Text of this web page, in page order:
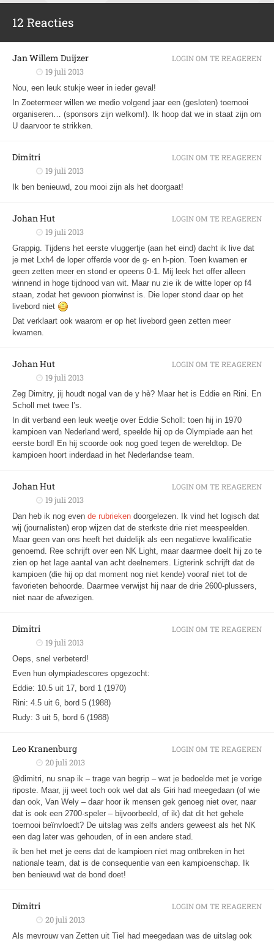
12 Reacties
Jan Willem Duijzer
19 juli 2013
Nou, een leuk stukje weer in ieder geval!
In Zoetermeer willen we medio volgend jaar een (gesloten) toernooi
organiseren… (sponsors zijn welkom!). Ik hoop dat we in staat zijn om
U daarvoor te strikken.
LOGIN OM TE REAGEREN
Dimitri
19 juli 2013
Ik ben benieuwd, zou mooi zijn als het doorgaat!
LOGIN OM TE REAGEREN
Johan Hut
19 juli 2013
Grappig. Tijdens het eerste vluggertje (aan het eind) dacht ik live dat
je met Lxh4 de loper offerde voor de g- en h-pion. Toen kwamen er
geen zetten meer en stond er opeens 0-1. Mij leek het offer alleen
winnend in hoge tijdnood van wit. Maar nu zie ik de witte loper op f4
staan, zodat het gewoon pionwinst is. Die loper stond daar op het
livebord niet
Dat verklaart ook waarom er op het livebord geen zetten meer
kwamen.
LOGIN OM TE REAGEREN
Johan Hut
19 juli 2013
Zeg Dimitry, jij houdt nogal van de y hè? Maar het is Eddie en Rini. En
Scholl met twee l’s.
In dit verband een leuk weetje over Eddie Scholl: toen hij in 1970
kampioen van Nederland werd, speelde hij op de Olympiade aan het
eerste bord! En hij scoorde ook nog goed tegen de wereldtop. De
kampioen hoort inderdaad in het Nederlandse team.
LOGIN OM TE REAGEREN
Johan Hut
19 juli 2013
Dan heb ik nog even de rubrieken doorgelezen. Ik vind het logisch dat
wij (journalisten) erop wijzen dat de sterkste drie niet meespeelden.
Maar geen van ons heeft het duidelijk als een negatieve kwalificatie
genoemd. Ree schrijft over een NK Light, maar daarmee doelt hij zo te
zien op het lage aantal van acht deelnemers. Ligterink schrijft dat de
kampioen (die hij op dat moment nog niet kende) vooraf niet tot de
favorieten behoorde. Daarmee verwijst hij naar de drie 2600-plussers,
niet naar de afwezigen.
LOGIN OM TE REAGEREN
Dimitri
19 juli 2013
Oeps, snel verbeterd!
Even hun olympiadescores opgezocht:
Eddie: 10.5 uit 17, bord 1 (1970)
Rini: 4.5 uit 6, bord 5 (1988)
Rudy: 3 uit 5, bord 6 (1988)
LOGIN OM TE REAGEREN
Leo Kranenburg
20 juli 2013
@dimitri, nu snap ik – trage van begrip – wat je bedoelde met je vorige
riposte. Maar, jij weet toch ook wel dat als Giri had meegedaan (of wie
dan ook, Van Wely – daar hoor ik mensen gek genoeg niet over, naar
dat is ook een 2700-speler – bijvoorbeeld, of ik) dat dit het gehele
toernooi beïnvloedt? De uitslag was zelfs anders geweest als het NK
een dag later was gehouden, of in een andere stad.
ik ben het met je eens dat de kampioen niet mag ontbreken in het
nationale team, dat is de consequentie van een kampioenschap. Ik
ben benieuwd wat de bond doet!
LOGIN OM TE REAGEREN
Dimitri
20 juli 2013
Als mevrouw van Zetten uit Tiel had meegedaan was de uitslag ook
LOGIN OM TE REAGEREN